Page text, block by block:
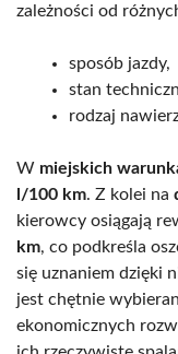
zależności od
sposób jazdy,
stan
rodzaj
W miejskich
l/100 km. Z kolei na
kierowcy osiągają
km, co podkreśla
się uznaniem dzięki
jest chętnie
ekonomicznych